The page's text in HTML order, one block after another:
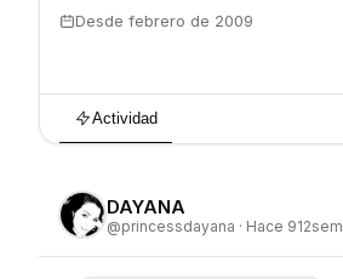
Desde febrero de 2009
Actividad
DAYANA
@princessdayana · Hace 912sem